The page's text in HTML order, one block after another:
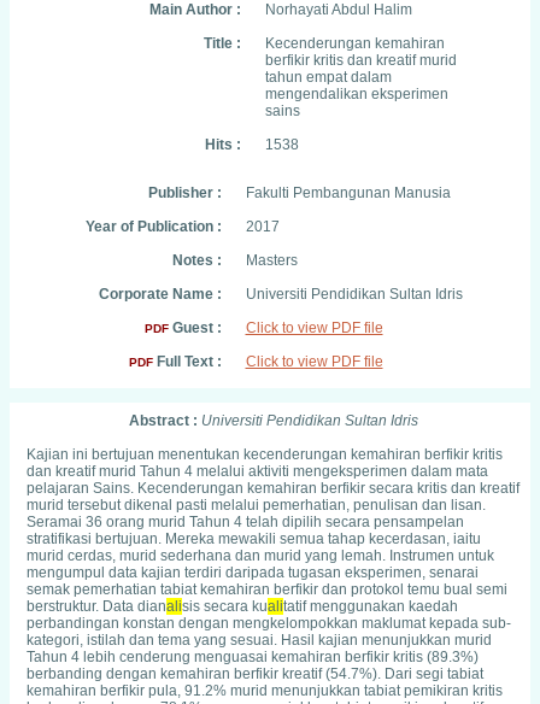
Main Author :
Norhayati Abdul Halim
Title :
Kecenderungan kemahiran
berfikir kritis dan kreatif murid
tahun empat dalam
mengendalikan eksperimen
sains
Hits :
1538
Publisher :
Fakulti Pembangunan Manusia
Year of Publication :
2017
Notes :
Masters
Corporate Name :
Universiti Pendidikan Sultan Idris
PDFGuest : Click to view PDF file
PDFFull Text : Click to view PDF file
Abstract : Universiti Pendidikan Sultan Idris
Kajian ini bertujuan menentukan kecenderungan kemahiran berfikir kritis
dan kreatif murid Tahun 4 melalui aktiviti mengeksperimen dalam mata
pelajaran Sains. Kecenderungan kemahiran berfikir secara kritis dan kreatif
murid tersebut dikenal pasti melalui pemerhatian, penulisan dan lisan.
Seramai 36 orang murid Tahun 4 telah dipilih secara pensampelan
stratifikasi bertujuan. Mereka mewakili semua tahap kecerdasan, iaitu
murid cerdas, murid sederhana dan murid yang lemah. Instrumen untuk
mengumpul data kajian terdiri daripada tugasan eksperimen, senarai
semak pemerhatian tabiat kemahiran berfikir dan protokol temu bual semi
berstruktur. Data dianalisis secara kualitatif menggunakan kaedah
perbandingan konstan dengan mengkelompokkan maklumat kepada sub-
kategori, istilah dan tema yang sesuai. Hasil kajian menunjukkan murid
Tahun 4 lebih cenderung menguasai kemahiran berfikir kritis (89.3%)
berbanding dengan kemahiran berfikir kreatif (54.7%). Dari segi tabiat
kemahiran berfikir pula, 91.2% murid menunjukkan tabiat pemikiran kritis